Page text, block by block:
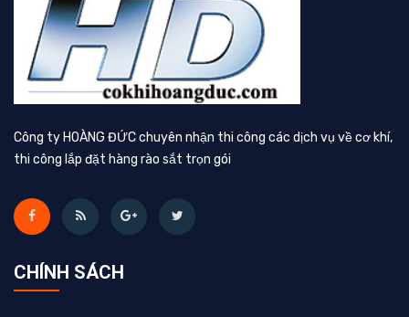
Công ty HOÀNG ĐỨC chuyên nhận thi công các dịch vụ về cơ khí,
thi công lắp đặt hàng rào sắt trọn gói
CHÍNH SÁCH